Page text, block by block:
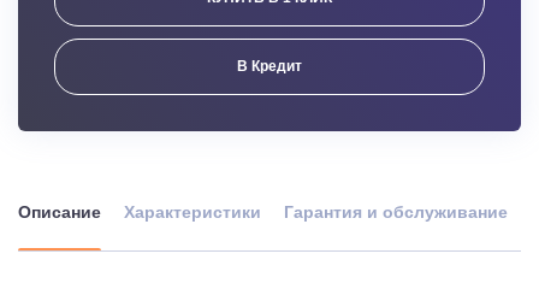
В Кредит
Описание Характеристики Гарантия и обслуживание